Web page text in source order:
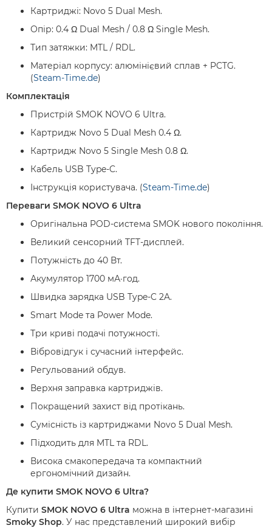
Картриджі: Novo 5 Dual Mesh.
Опір: 0.4 Ω Dual Mesh / 0.8 Ω Single Mesh.
Тип затяжки: MTL / RDL.
Матеріал корпусу: алюмінієвий сплав + PCTG.
(Steam-Time.de)
Комплектація
Пристрій SMOK NOVO 6 Ultra.
Картридж Novo 5 Dual Mesh 0.4 Ω.
Картридж Novo 5 Single Mesh 0.8 Ω.
Кабель USB Type-C.
Інструкція користувача. (Steam-Time.de)
Переваги SMOK NOVO 6 Ultra
Оригінальна POD-система SMOK нового покоління.
Великий сенсорний TFT-дисплей.
Потужність до 40 Вт.
Акумулятор 1700 мА·год.
Швидка зарядка USB Type-C 2A.
Smart Mode та Power Mode.
Три криві подачі потужності.
Вібровідгук і сучасний інтерфейс.
Регульований обдув.
Верхня заправка картриджів.
Покращений захист від протікань.
Сумісність із картриджами Novo 5 Dual Mesh.
Підходить для MTL та RDL.
Висока смакопередача та компактний
ергономічний дизайн.
Де купити SMOK NOVO 6 Ultra?
Купити SMOK NOVO 6 Ultra можна в інтернет-магазині
Smoky Shop. У нас представлений широкий вибір